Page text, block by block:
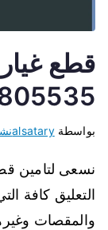
50805535 أصلية مع
بواسطةalsatary
نسعى لتامين
التعليق كافة
والمقصات